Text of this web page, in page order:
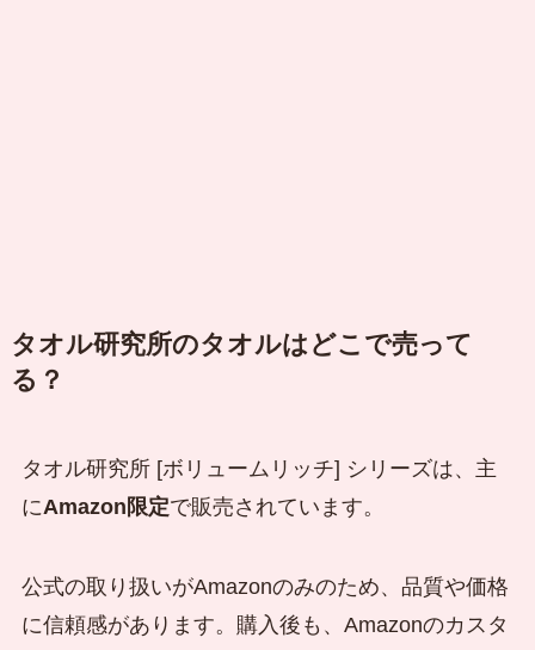
タオル研究所のタオルはどこで売って
る？
タオル研究所 [ボリュームリッチ] シリーズは、主
にAmazon限定で販売されています。
公式の取り扱いがAmazonのみのため、品質や価格
に信頼感があります。購入後も、Amazonのカスタ